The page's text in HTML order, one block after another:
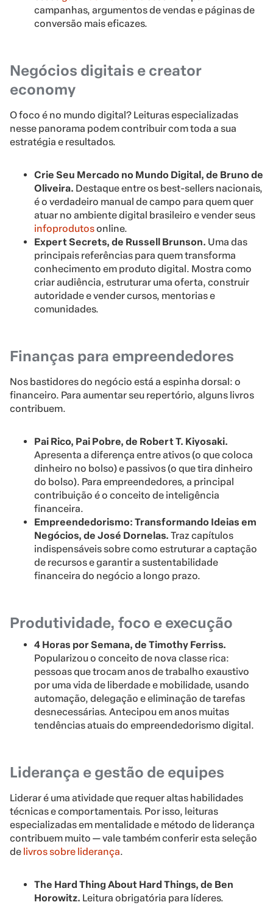
campanhas, argumentos de vendas e páginas de
conversão mais eficazes.
Negócios digitais e creator
economy
O foco é no mundo digital? Leituras especializadas
nesse panorama podem contribuir com toda a sua
estratégia e resultados.
Crie Seu Mercado no Mundo Digital, de Bruno de
Oliveira. Destaque entre os best-sellers nacionais,
é o verdadeiro manual de campo para quem quer
atuar no ambiente digital brasileiro e vender seus
infoprodutosonline.
Expert Secrets, de Russell Brunson. Uma das
principais referências para quem transforma
conhecimento em produto digital. Mostra como
criar audiência, estruturar uma oferta, construir
autoridade e vender cursos, mentorias e
comunidades.
Finanças para empreendedores
Nos bastidores do negócio está a espinha dorsal: o
financeiro. Para aumentar seu repertório, alguns livros
contribuem.
Pai Rico, Pai Pobre, de Robert T. Kiyosaki.
Apresenta a diferença entre ativos (o que coloca
dinheiro no bolso) e passivos (o que tira dinheiro
do bolso). Para empreendedores, a principal
contribuição é o conceito de inteligência
financeira.
Empreendedorismo: Transformando Ideias em
Negócios, de José Dornelas. Traz capítulos
indispensáveis sobre como estruturar a captação
de recursos e garantir a sustentabilidade
financeira do negócio a longo prazo.
Produtividade, foco e execução
4 Horas por Semana, de Timothy Ferriss.
Popularizou o conceito de nova classe rica:
pessoas que trocam anos de trabalho exaustivo
por uma vida de liberdade e mobilidade, usando
automação, delegação e eliminação de tarefas
desnecessárias. Antecipou em anos muitas
tendências atuais do empreendedorismo digital.
Liderança e gestão de equipes
Liderar é uma atividade que requer altas habilidades
técnicas e comportamentais. Por isso, leituras
especializadas em mentalidade e método de liderança
contribuem muito — vale também conferir esta seleção
de livros sobre liderança.
The Hard Thing About Hard Things, de Ben
Horowitz. Leitura obrigatória para líderes.